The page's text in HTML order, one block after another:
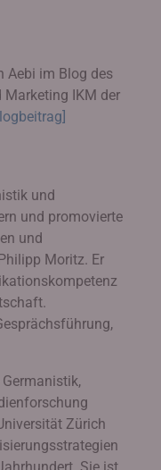
Aebi im Blog des
IKM der
und
und promovierte
und
Moritz. Er
Zürich